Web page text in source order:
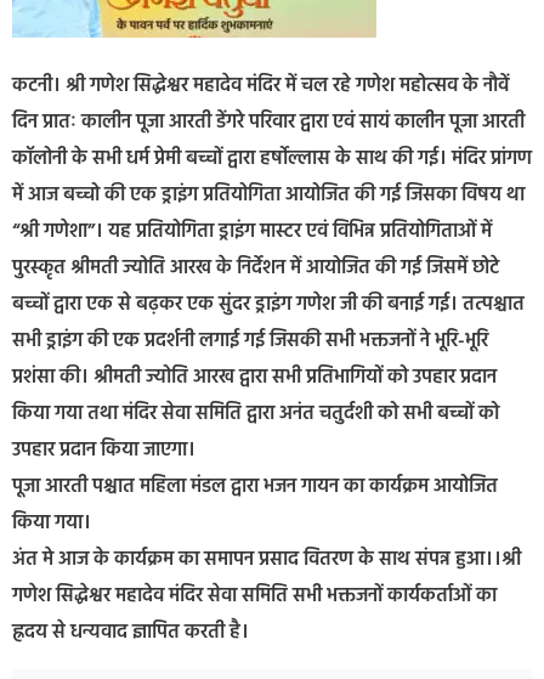
कटनी। श्री गणेश सिद्धेश्वर महादेव मंदिर में चल रहे गणेश महोत्सव के नौवें
दिन प्रातः कालीन पूजा आरती डेंगरे परिवार द्वारा एवं सायं कालीन पूजा आरती
कॉलोनी के सभी धर्म प्रेमी बच्चों द्वारा हर्षोल्लास के साथ की गई। मंदिर प्रांगण
में आज बच्चो की एक ड्राइंग प्रतियोगिता आयोजित की गई जिसका विषय था
“श्री गणेशा”। यह प्रतियोगिता ड्राइंग मास्टर एवं विभिन्न प्रतियोगिताओं में
पुरस्कृत श्रीमती ज्योति आरख के निर्देशन में आयोजित की गई जिसमें छोटे
बच्चों द्वारा एक से बढ़कर एक सुंदर ड्राइंग गणेश जी की बनाई गई। तत्पश्चात
सभी ड्राइंग की एक प्रदर्शनी लगाई गई जिसकी सभी भक्तजनों ने भूरि-भूरि
प्रशंसा की। श्रीमती ज्योति आरख द्वारा सभी प्रतिभागियों को उपहार प्रदान
किया गया तथा मंदिर सेवा समिति द्वारा अनंत चतुर्दशी को सभी बच्चों को
उपहार प्रदान किया जाएगा।
पूजा आरती पश्चात महिला मंडल द्वारा भजन गायन का कार्यक्रम आयोजित
किया गया।
अंत मे आज के कार्यक्रम का समापन प्रसाद वितरण के साथ संपन्न हुआ।।श्री
गणेश सिद्धेश्वर महादेव मंदिर सेवा समिति सभी भक्तजनों कार्यकर्ताओं का
ह्रदय से धन्यवाद ज्ञापित करती है।